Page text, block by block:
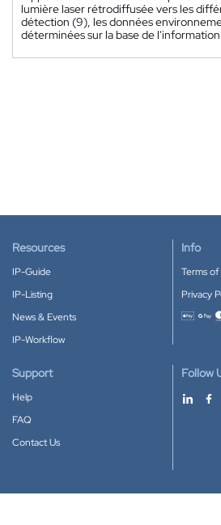
lumière laser rétrodiffusée vers les
détection (9), les données
déterminées sur la base de l'information
Resources
IP-Guide
IP-Listing
News & Events
IP-Workflow
Info
Terms of
Privacy
Support
Help
FAQ
Contact Us
Follow